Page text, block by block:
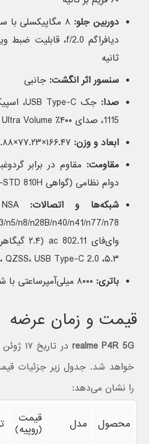
دوربین جلو:
ثانیه
سنسور اثر انگشت: جانبی
صدا:
1115، صدای ۴۰۰٪ Ultra Volume
ابعاد و وزن:
مقاومت:
دوام نظامی (گواهی MIL-STD 810H)
شبکه‌ها و اتصالات:
۵.۳، GPS، GLONASS، Galileo، QZSS، USB Type-C 2.0
باتری:
قیمت و زمان عرضه
realme P4R 5G
خواهد شد. جدول زیر جزئیات
را نشان می‌دهد:
محصول مدل قیمت
(روپیه)